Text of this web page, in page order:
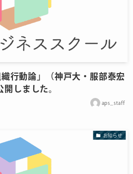
行動論」（神戸大・服部泰宏
しました。
aps_staff
お知らせ